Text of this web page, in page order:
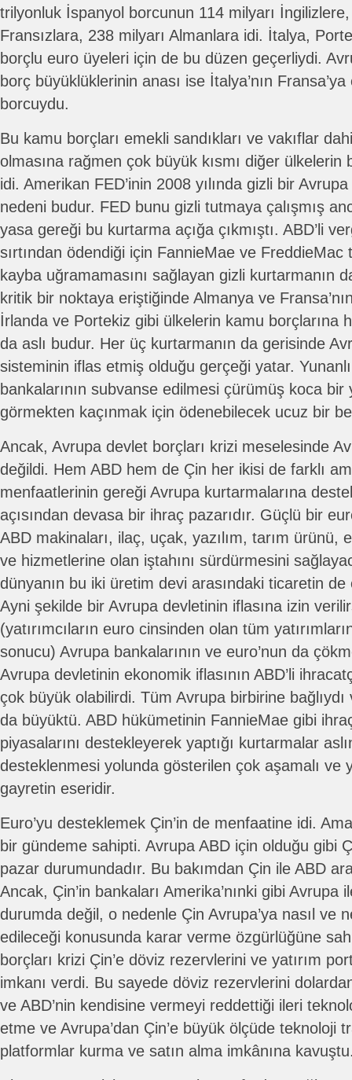
trilyonluk İspanyol borcunun 114 milyarı
Fransızlara, 238 milyarı Almanlara idi. İtalya,
borçlu euro üyeleri için de bu düzen geçerliydi.
borç büyüklüklerinin anası ise İtalya’nın
borcuydu.
Bu kamu borçları emekli sandıkları ve vakıflar
olmasına rağmen çok büyük kısmı diğer ülkelerin
idi. Amerikan FED’inin 2008 yılında gizli bir
nedeni budur. FED bunu gizli tutmaya çalışmış
yasa gereği bu kurtarma açığa çıkmıştı. ABD’li
sırtından ödendiği için FannieMae ve FreddieMac
kayba uğramamasını sağlayan gizli kurtarmanın
kritik bir noktaya eriştiğinde Almanya ve
İrlanda ve Portekiz gibi ülkelerin kamu borçlarına
da aslı budur. Her üç kurtarmanın da gerisinde
sisteminin iflas etmiş olduğu gerçeği yatar.
bankalarının subvanse edilmesi çürümüş koca bir
görmekten kaçınmak için ödenebilecek ucuz bir
Ancak, Avrupa devlet borçları krizi meselesinde
değildi. Hem ABD hem de Çin her ikisi de farklı
menfaatlerinin gereği Avrupa kurtarmalarına
açısından devasa bir ihraç pazarıdır. Güçlü bir
ABD makinaları, ilaç, uçak, yazılım, tarım ürünü,
ve hizmetlerine olan iştahını sürdürmesini
dünyanın bu iki üretim devi arasındaki ticaretin de
Ayni şekilde bir Avrupa devletinin iflasına izin
(yatırımcıların euro cinsinden olan tüm
sonucu) Avrupa bankalarının ve euro’nun da
Avrupa devletinin ekonomik iflasının ABD’li
çok büyük olabilirdi. Tüm Avrupa birbirine
da büyüktü. ABD hükümetinin FannieMae gibi
piyasalarını destekleyerek yaptığı kurtarmalar
desteklenmesi yolunda gösterilen çok aşamalı ve
gayretin eseridir.
Euro’yu desteklemek Çin’in de menfaatine idi.
bir gündeme sahipti. Avrupa ABD için olduğu gibi
pazar durumundadır. Bu bakımdan Çin ile ABD
Ancak, Çin’in bankaları Amerika’nınki gibi Avrupa
durumda değil, o nedenle Çin Avrupa’ya nasıl ve
edileceği konusunda karar verme özgürlüğüne
borçları krizi Çin’e döviz rezervlerini ve yatırım
imkanı verdi. Bu sayede döviz rezervlerini
ve ABD’nin kendisine vermeyi reddettiği ileri
etme ve Avrupa’dan Çin’e büyük ölçüde teknoloji
platformlar kurma ve satın alma imkânına